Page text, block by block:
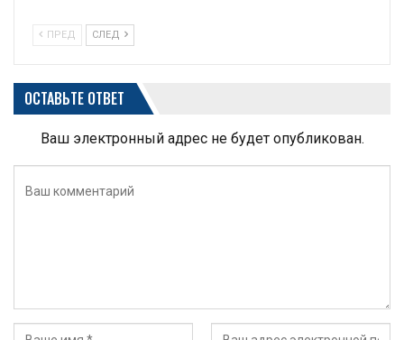
ПРЕД СЛЕД
ОСТАВЬТЕ ОТВЕТ
Ваш электронный адрес не будет опубликован.